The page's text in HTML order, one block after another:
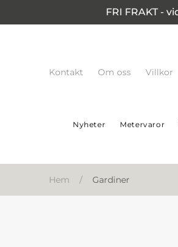
FRI FRAKT -
Kontakt Om oss Villkor
Nyheter Metervaror
Hem / Gardiner